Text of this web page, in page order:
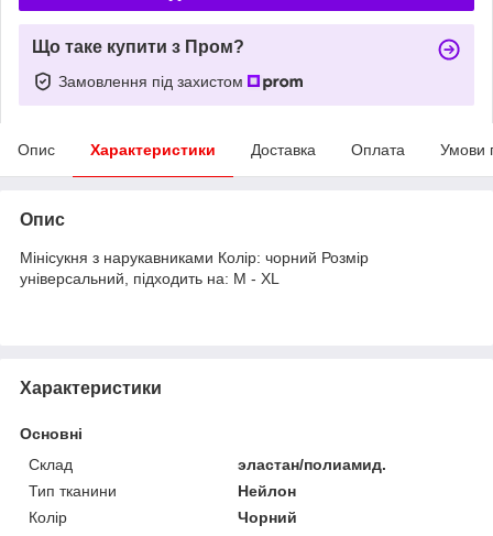
Що таке купити з Пром?
Замовлення під захистом
Опис Характеристики Доставка Оплата Умови
Опис
Мінісукня з нарукавниками Колір: чорний Розмір
універсальний, підходить на: M - XL
Характеристики
Основні
Склад
эластан/полиамид.
Тип тканини
Нейлон
Колір
Чорний